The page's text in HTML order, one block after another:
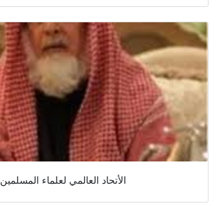
الأتحاد العالمي لعلماء المسلمين